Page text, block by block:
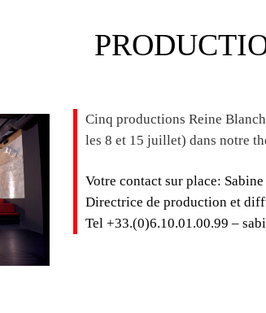
Cinq productions Reine
les 8 et 15 juillet) dans notre
Votre contact sur place:
Directrice de production et
Tel +33.(0)6.10.01.00.99 –